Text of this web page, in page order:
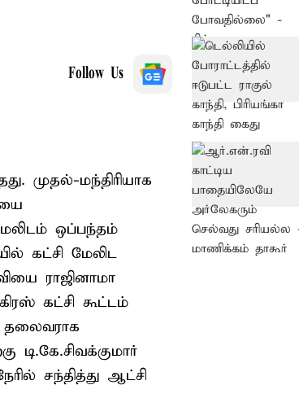
Follow Us
முதல்-மந்திரியாக
ஒப்பந்தம்
கட்சி மேலிட
ராஜினாமா
கட்சி கூட்டம்
தலைவராக
டி.கே.சிவக்குமார்
சந்தித்து ஆட்சி